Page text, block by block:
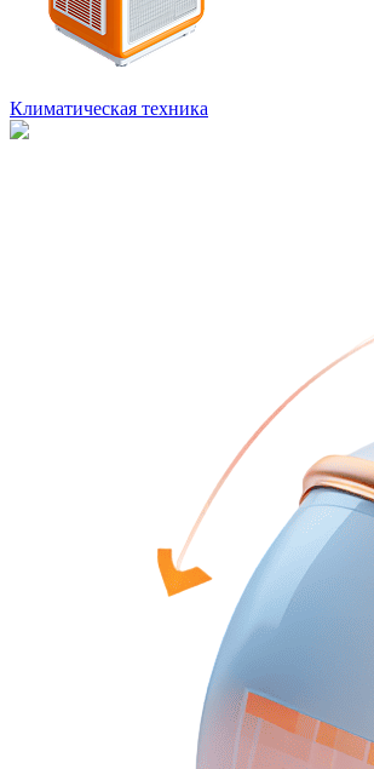
Климатическая техника